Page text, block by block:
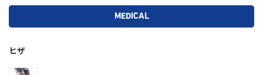
MEDICAL
ヒザ